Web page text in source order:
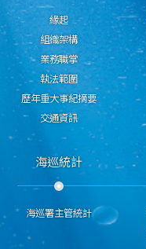
緣起
組織架構
業務職掌
執法範圍
歷年重大事紀摘要
交通資訊
海巡統計
海巡署主管統計